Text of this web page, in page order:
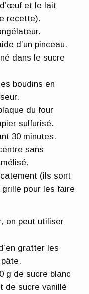
et le lait
recette).
d’un pinceau.
dans le sucre
boudins en
du four
sulfurisé.
30 minutes.
sans
(ils sont
pour les faire
on peut utiliser
gratter les
g de sucre blanc
de sucre vanillé